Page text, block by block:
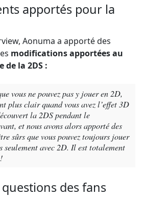
apportés pour la
Aonuma a apporté des
modifications apportées au
la 2DS :
vous ne pouvez pas y jouer en 2D,
plus clair quand vous avez l’effet 3D
la 2DS pendant le
et nous avons alors apporté des
sûrs que vous pouvez toujours jouer
seulement avec 2D. Il est totalement
des fans